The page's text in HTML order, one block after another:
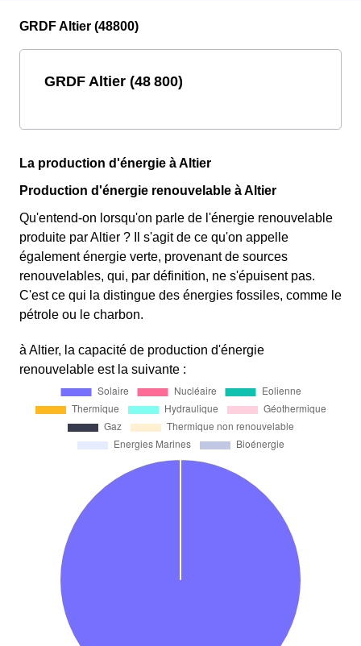
GRDF Altier (48800)
GRDF Altier (48 800)
La production d'énergie à Altier
Production d'énergie renouvelable à Altier
Qu'entend-on lorsqu'on parle de l'énergie renouvelable
produite par Altier ? Il s'agit de ce qu'on appelle
également énergie verte, provenant de sources
renouvelables, qui, par définition, ne s'épuisent pas.
C'est ce qui la distingue des énergies fossiles, comme le
pétrole ou le charbon.
à Altier, la capacité de production d'énergie
renouvelable est la suivante :